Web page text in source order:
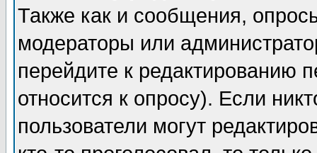
Также как и сообщения,
модераторы или
перейдите к редактированию
относится к опросу). Если
пользователи могут